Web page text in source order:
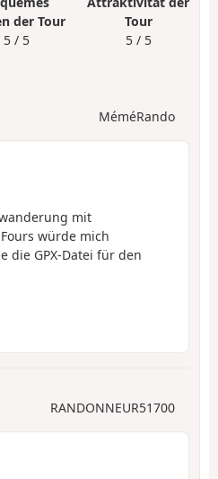
der Tour
5 / 5
Tour
5 / 5
MéméRando
mit
würde mich
die GPX-Datei für den
RANDONNEUR51700